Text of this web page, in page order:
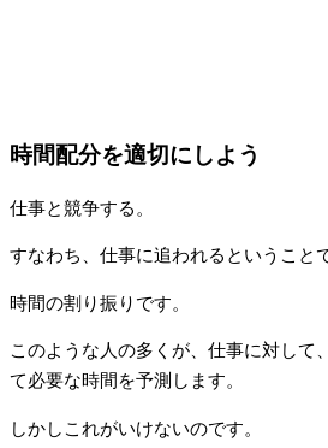
時間配分を適切にしよう
仕事と競争する。
すなわち、仕事に追われるということ
時間の割り振りです。
このような人の多くが、仕事に対して
て必要な時間を予測します。
しかしこれがいけないのです。